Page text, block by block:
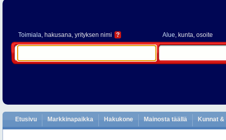
Toimiala, hakusana, yrityksen nimi ? Alue, kunta, osoite
Etusivu Markkinapaikka Hakukone Mainosta täällä Kunnat